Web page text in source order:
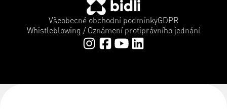
Všeobecné obchodní podmínkyGDPR
Whistleblowing / Oznámení protiprávního jednání